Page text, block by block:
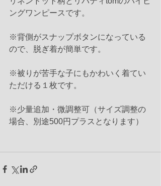
ングワンピースです。
※背側がスナップボタンになっている
ので、脱ぎ着が簡単です。
※被りが苦手な子にもかわいく着てい
ただける１枚です。
※少量追加・微調整可（サイズ調整の
場合、別途500円プラスとなります）